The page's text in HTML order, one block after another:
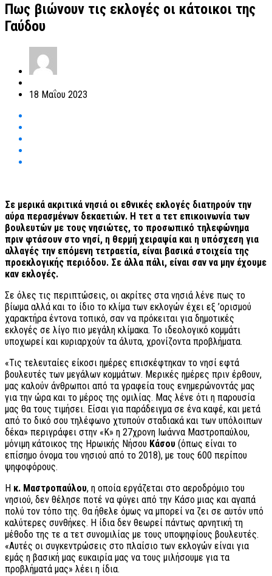
Πως βιώνουν τις εκλογές οι κάτοικοι της
Γαύδου
18 Μαΐου 2023
Σε μερικά ακριτικά νησιά οι εθνικές εκλογές διατηρούν την
αύρα περασμένων δεκαετιών. Η τετ α τετ επικοινωνία των
βουλευτών με τους νησιώτες, το προσωπικό τηλεφώνημα
πριν φτάσουν στο νησί, η θερμή χειραψία και η υπόσχεση για
αλλαγές την επόμενη τετραετία, είναι βασικά στοιχεία της
προεκλογικής περιόδου. Σε άλλα πάλι, είναι σαν να μην έχουμε
καν εκλογές.
Σε όλες τις περιπτώσεις, οι ακρίτες στα νησιά λένε πως το
βίωμα αλλά και το ίδιο το κλίμα των εκλογών έχει εξ ’ορισμού
χαρακτήρα έντονα τοπικό, σαν να πρόκειται για δημοτικές
εκλογές σε λίγο πιο μεγάλη κλίμακα. Το ιδεολογικό κομμάτι
υποχωρεί και κυριαρχούν τα άλυτα, χρονίζοντα προβλήματα.
«Τις τελευταίες είκοσι ημέρες επισκέφτηκαν το νησί εφτά
βουλευτές των μεγάλων κομμάτων. Μερικές ημέρες πριν έρθουν,
μας καλούν άνθρωποι από τα γραφεία τους ενημερώνοντάς μας
για την ώρα και το μέρος της ομιλίας. Μας λένε ότι η παρουσία
μας θα τους τιμήσει. Είσαι για παράδειγμα σε ένα καφέ, και μετά
από το δικό σου τηλέφωνο χτυπούν σταδιακά και των υπόλοιπων
δέκα» περιγράφει στην «Κ» η 27χρονη Ιωάννα Μαστροπαύλου,
μόνιμη κάτοικος της Ηρωικής Νήσου Κάσου (όπως είναι το
επίσημο όνομα του νησιού από το 2018), με τους 600 περίπου
ψηφοφόρους.
Η κ. Μαστροπαύλου, η οποία εργάζεται στο αεροδρόμιο του
νησιού, δεν θέλησε ποτέ να φύγει από την Κάσο μιας και αγαπά
πολύ τον τόπο της. Θα ήθελε όμως να μπορεί να ζει σε αυτόν υπό
καλύτερες συνθήκες. Η ίδια δεν θεωρεί πάντως αρνητική τη
μέθοδο της τε α τετ συνομιλίας με τους υποψηφίους βουλευτές.
«Αυτές οι συγκεντρώσεις στο πλαίσιο των εκλογών είναι για
εμάς η βασική μας ευκαιρία μας να τους μιλήσουμε για τα
προβλήματά μας» λέει η ίδια.